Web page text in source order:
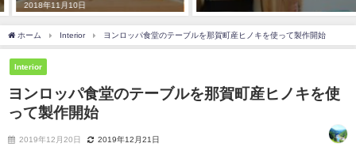
2018年11月10日
ホーム Interior ヨンロッパ食堂のテーブルを那賀町産ヒノキを使って製作開始
Interior
ヨンロッパ食堂のテーブルを那賀町産ヒノキを使
って製作開始
2019年12月20日 2019年12月21日